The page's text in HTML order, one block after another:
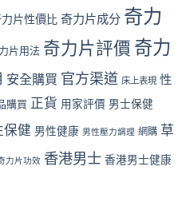
片性價比 奇力片成分 奇力
片用法 奇力片評價 奇力
安全購買 官方渠道 床上表現 性
購買 正貨 用家評價 男士保健
保健 男性健康 男性壓力調理 網購 草
力片功效 香港男士 香港男士健康